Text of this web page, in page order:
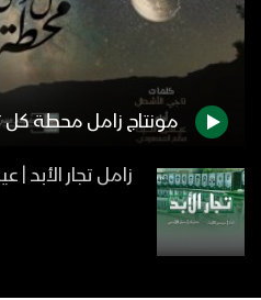
زامل تجار الأبد |